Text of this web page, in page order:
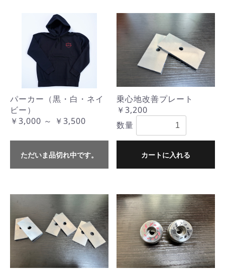
パーカー（黒・白・ネイ
ビー）
￥3,000 ～ ￥3,500
ただいま品切れ中です。
乗心地改善プレート
￥3,200
数量
カートに入れる